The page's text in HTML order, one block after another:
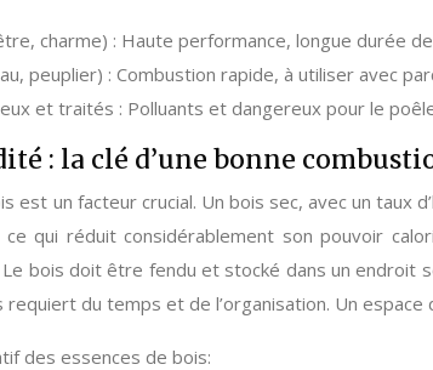
charme) : Haute performance, longue durée
peuplier) : Combustion rapide, à utiliser avec
et traités : Polluants et dangereux pour le
: la clé d’une bonne
est un facteur crucial. Un bois sec, avec un
ce qui réduit considérablement son pouvoir
bois doit être fendu et stocké dans un
du temps et de l’organisation. Un
des essences de bois: